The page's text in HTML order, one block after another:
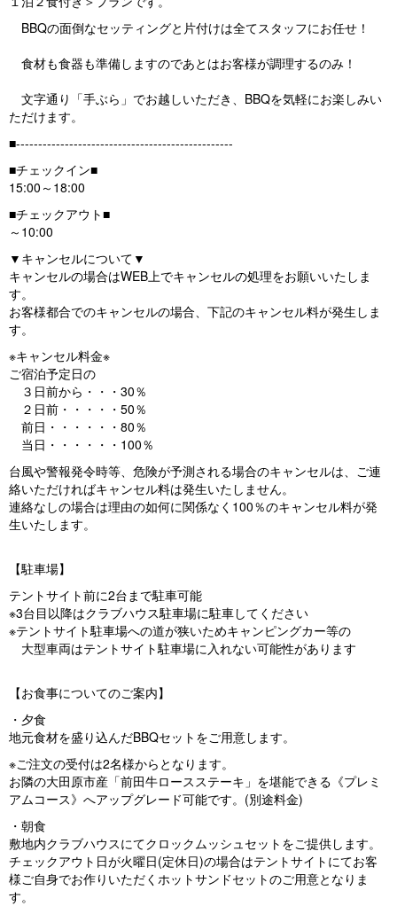
BBQの面倒なセッティングと片付けは全てスタッフにお任せ！
食材も食器も準備しますのであとはお客様が調理するのみ！
文字通り「手ぶら」でお越しいただき、BBQを気軽にお楽しみい
ただけます。
■-------------------------------------------------
■チェックイン■
15:00～18:00
■チェックアウト■
～10:00
▼キャンセルについて▼
キャンセルの場合はWEB上でキャンセルの処理をお願いいたしま
す。
お客様都合でのキャンセルの場合、下記のキャンセル料が発生しま
す。
※キャンセル料金※
ご宿泊予定日の
３日前から・・・30％
２日前・・・・・50％
前日・・・・・・80％
当日・・・・・・100％
台風や警報発令時等、危険が予測される場合のキャンセルは、ご連
絡いただければキャンセル料は発生いたしません。
連絡なしの場合は理由の如何に関係なく100％のキャンセル料が発
生いたします。
【駐車場】
テントサイト前に2台まで駐車可能
※3台目以降はクラブハウス駐車場に駐車してください
※テントサイト駐車場への道が狭いためキャンピングカー等の
大型車両はテントサイト駐車場に入れない可能性があります
【お食事についてのご案内】
・夕食
地元食材を盛り込んだBBQセットをご用意します。
※ご注文の受付は2名様からとなります。
お隣の大田原市産「前田牛ロースステーキ」を堪能できる《プレミ
アムコース》へアップグレード可能です。(別途料金)
・朝食
敷地内クラブハウスにてクロックムッシュセットをご提供します。
チェックアウト日が火曜日(定休日)の場合はテントサイトにてお客
様ご自身でお作りいただくホットサンドセットのご用意となりま
す。